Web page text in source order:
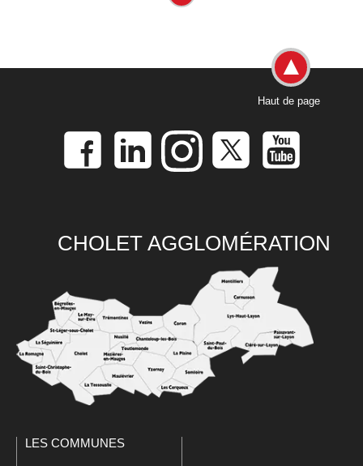
Haut de page
CHOLET AGGLOMÉRATION
LES COMMUNES